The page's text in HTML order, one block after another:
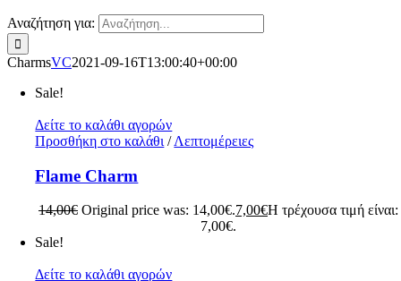
Αναζήτηση για:
CharmsVC2021-09-16T13:00:40+00:00
Sale!
Δείτε το καλάθι αγορών
Προσθήκη στο καλάθι / Λεπτομέρειες
Flame Charm
14,00€ Original price was: 14,00€.7,00€Η τρέχουσα τιμή είναι:
7,00€.
Sale!
Δείτε το καλάθι αγορών